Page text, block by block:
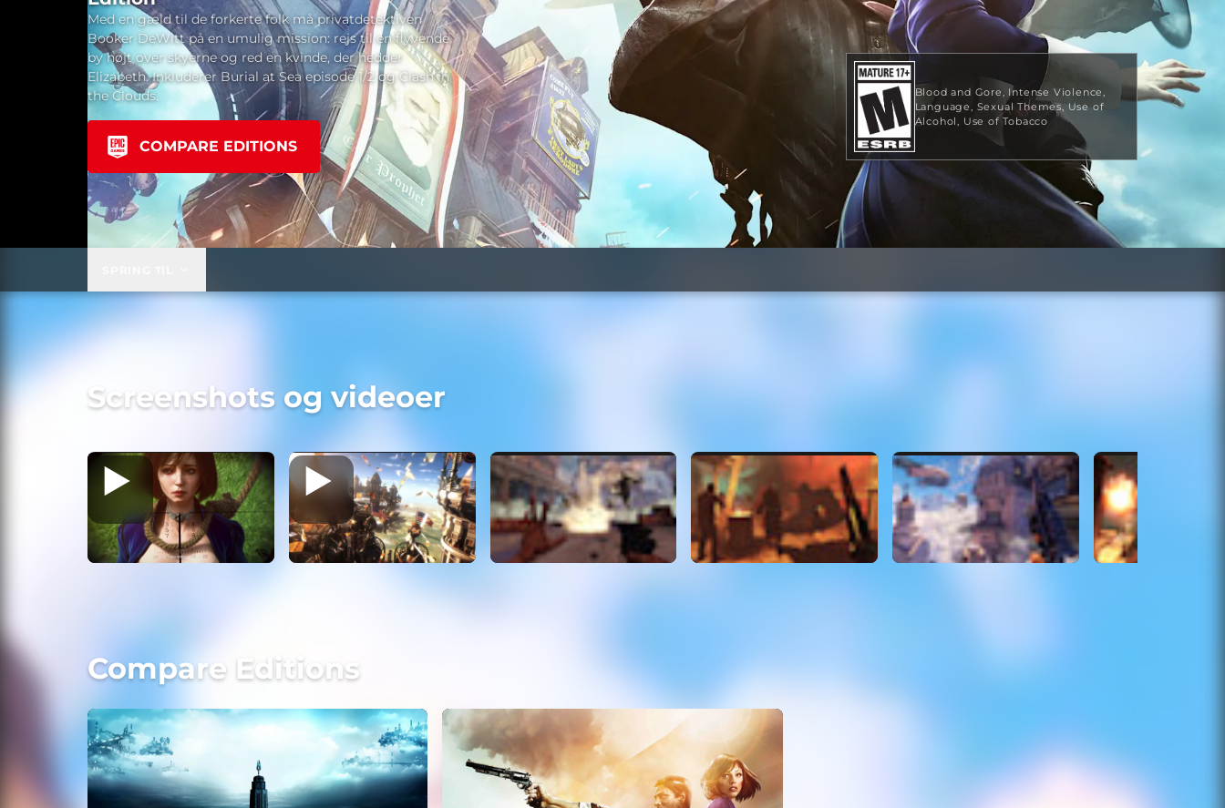
Blood and Gore
Intense Violence
Language
Sexual Themes Use of
Alcohol Use of Tobacco
Med en gæld til de forkerte folk må privatdetektiven
Booker DeWitt på en umulig mission: rejs til en flyvende
by højt over skyerne og red en kvinde, der hedder
Elizabeth. Inkluderer Burial at Sea episode 1/2 og Clash in
the Clouds.
COMPARE EDITIONS
Screenshots og videoer
Compare Editions